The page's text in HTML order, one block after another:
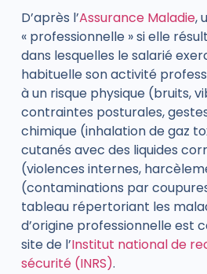
D’après l’Assurance Maladie,
« professionnelle » si elle
dans lesquelles le salarié
habituelle son activité
à un risque physique (bruits,
contraintes posturales,
chimique (inhalation de gaz
cutanés avec des liquides
(violences internes,
(contaminations par
tableau répertoriant les
d’origine professionnelle est
site de l’Institut national de
sécurité (INRS).